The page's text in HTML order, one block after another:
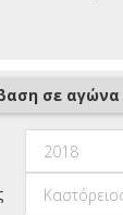
σε αγώνα